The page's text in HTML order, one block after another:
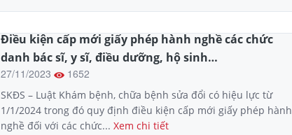
Điều kiện cấp mới giấy phép hành nghề các chức
danh bác sĩ, y sĩ, điều dưỡng, hộ sinh…
27/11/2023 1652
SKĐS – Luật Khám bệnh, chữa bệnh sửa đổi có hiệu lực từ
1/1/2024 trong đó quy định điều kiện cấp mới giấy phép hành
nghề đối với các chức... Xem chi tiết